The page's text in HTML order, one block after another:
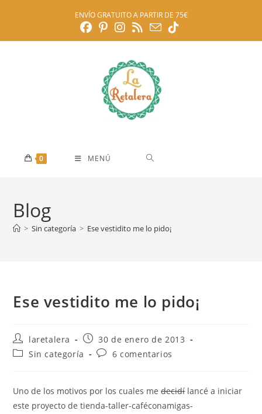
ENVÍO GRATUITO A PARTIR DE 75€
0 MENÚ
Blog
> Sin categoría > Ese vestidito me lo pido¡
Ese vestidito me lo pido¡
Autor
de
la
laretalera
Publicación
la
30 de enero de 2013
Categoría
entrada:
Sin categoría
Comentarios
entrada:
6 comentarios
Uno de los motivos por los cuales medecidílancé a iniciar
este proyecto de tienda-taller-caféconamigas-